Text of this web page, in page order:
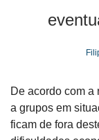
De acordo com
a grupos em
ficam de fora